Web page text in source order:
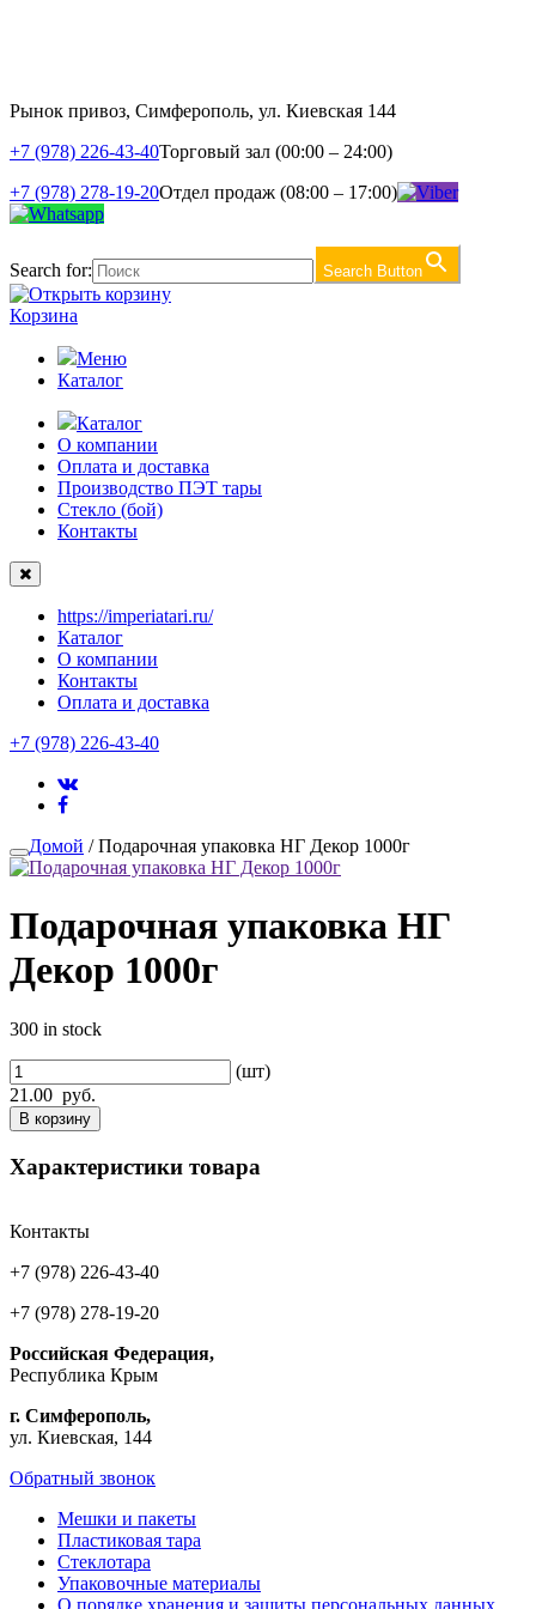
Рынок привоз, Симферополь, ул. Киевская 144
+7 (978) 226-43-40Торговый зал (00:00 – 24:00)
+7 (978) 278-19-20Отдел продаж (08:00 – 17:00)
Search for: Search Button
Корзина
Меню
Каталог
Каталог
О компании
Оплата и доставка
Производство ПЭТ тары
Стекло (бой)
Контакты
https://imperiatari.ru/
Каталог
О компании
Контакты
Оплата и доставка
+7 (978) 226-43-40
Домой / Подарочная упаковка НГ Декор 1000г
Подарочная упаковка НГ
Декор 1000г
300 in stock
(шт)
21.00 руб.
В корзину
Характеристики товара
Контакты
+7 (978) 226-43-40
+7 (978) 278-19-20
Российская Федерация,
Республика Крым
г. Симферополь,
ул. Киевская, 144
Обратный звонок
Мешки и пакеты
Пластиковая тара
Стеклотара
Упаковочные материалы